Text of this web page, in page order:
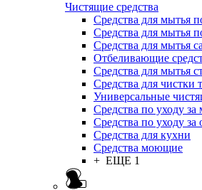
Чистящие средства
Средства для мытья
Средства для мытья
Средства для мытья
Отбеливающие
Средства для мытья
Средства для чистки
Универсальные
Средства по уходу
Средства по уходу
Средства для кухни
Средства моющие
+ ЕЩЕ 1